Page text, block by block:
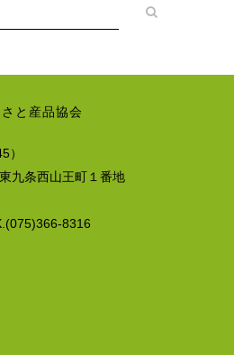
と産品協会
）
九条西山王町１番地
8316